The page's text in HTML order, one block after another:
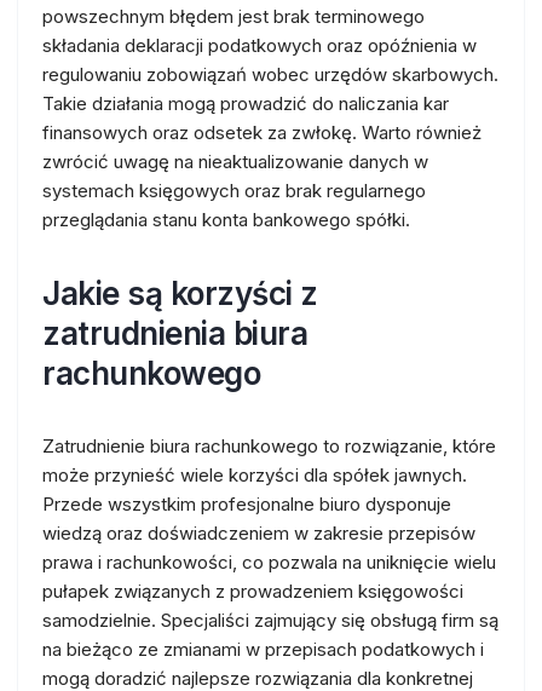
powszechnym błędem jest brak terminowego
składania deklaracji podatkowych oraz opóźnienia w
regulowaniu zobowiązań wobec urzędów skarbowych.
Takie działania mogą prowadzić do naliczania kar
finansowych oraz odsetek za zwłokę. Warto również
zwrócić uwagę na nieaktualizowanie danych w
systemach księgowych oraz brak regularnego
przeglądania stanu konta bankowego spółki.
Jakie są korzyści z
zatrudnienia biura
rachunkowego
Zatrudnienie biura rachunkowego to rozwiązanie, które
może przynieść wiele korzyści dla spółek jawnych.
Przede wszystkim profesjonalne biuro dysponuje
wiedzą oraz doświadczeniem w zakresie przepisów
prawa i rachunkowości, co pozwala na uniknięcie wielu
pułapek związanych z prowadzeniem księgowości
samodzielnie. Specjaliści zajmujący się obsługą firm są
na bieżąco ze zmianami w przepisach podatkowych i
mogą doradzić najlepsze rozwiązania dla konkretnej